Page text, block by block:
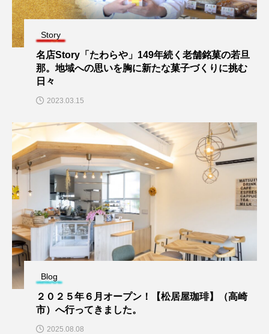
Story
名店Story「たわらや」149年続く老舗銘菓の若旦
那。地域への思いを胸に新たな菓子づくりに挑む
日々
2023.03.15
Blog
２０２５年６月オープン！【松居屋珈琲】（高崎
市）へ行ってきました。
2025.08.08